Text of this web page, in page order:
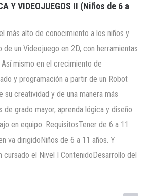
Y VIDEOJUEGOS II (Niños de 6 a
más alto de conocimiento a los niños y
de un Videojuego en 2D, con herramientas
mismo en el crecimiento de
y programación a partir de un Robot
su creatividad y de una manera más
de grado mayor, aprenda lógica y diseño
en equipo. RequisitosTener de 6 a 11
va dirigidoNiños de 6 a 11 años. Y
cursado el Nivel I ContenidoDesarrollo del